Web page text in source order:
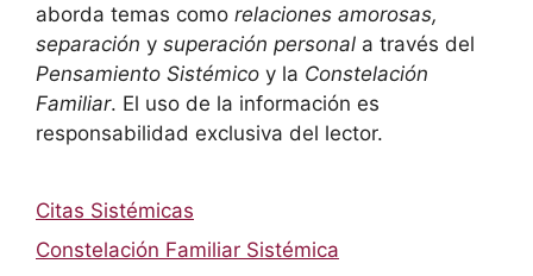
aborda temas como relaciones amorosas,
separación y superación personal a través del
Pensamiento Sistémico y la Constelación
Familiar. El uso de la información es
responsabilidad exclusiva del lector.
Citas Sistémicas
Constelación Familiar Sistémica